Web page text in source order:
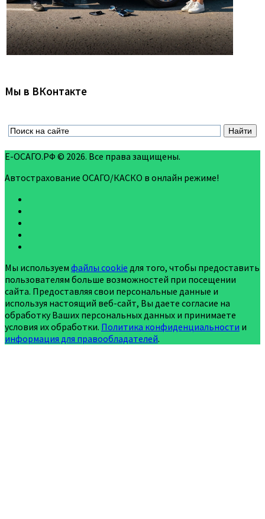
Мы в ВКонтакте
Е-ОСАГО.РФ © 2026. Все права защищены.
Автострахование ОСАГО/КАСКО в онлайн режиме!
Мы используем файлы cookie для того, чтобы предоставить
пользователям больше возможностей при посещении
сайта. Предоставляя свои персональные данные и
используя настоящий веб-сайт, Вы даете согласие на
обработку Ваших персональных данных и принимаете
условия их обработки. Политика конфиденциальности и
информация для правообладателей.